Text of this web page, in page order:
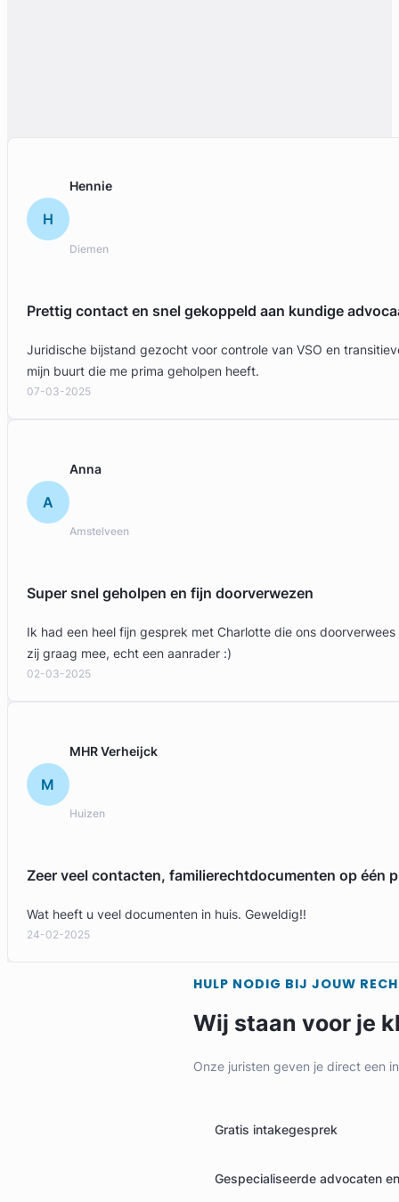
H
Hennie
Diemen
Prettig contact en snel gekoppeld aan kundige
Juridische bijstand gezocht voor controle van VSO en
mijn buurt die me prima geholpen heeft.
07-03-2025
A
Anna
Amstelveen
Super snel geholpen en fijn doorverwezen
Ik had een heel fijn gesprek met Charlotte die ons
zij graag mee, echt een aanrader :)
02-03-2025
M
MHR Verheijck
Huizen
Zeer veel contacten, familierechtdocumenten op één
Wat heeft u veel documenten in huis. Geweldig!!
24-02-2025
HULP NODIG BIJ JOUW
Wij staan voor je
Onze juristen geven je direct een
Gratis intakegesprek
Gespecialiseerde advocaten